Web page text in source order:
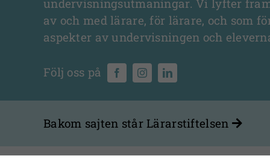
undervisningsutmaningar. Vi lyfter
av och med lärare, för lärare, och som
aspekter av undervisningen och
Bakom sajten står Lärarstiftelsen